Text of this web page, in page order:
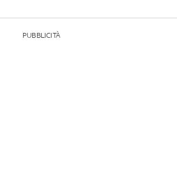
PUBBLICITÀ